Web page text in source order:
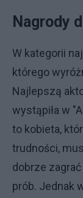
Nagrody
W kategorii
którego
Najlepszą
wystąpiła w
to kobieta,
trudności,
dobrze
prób. Jednak